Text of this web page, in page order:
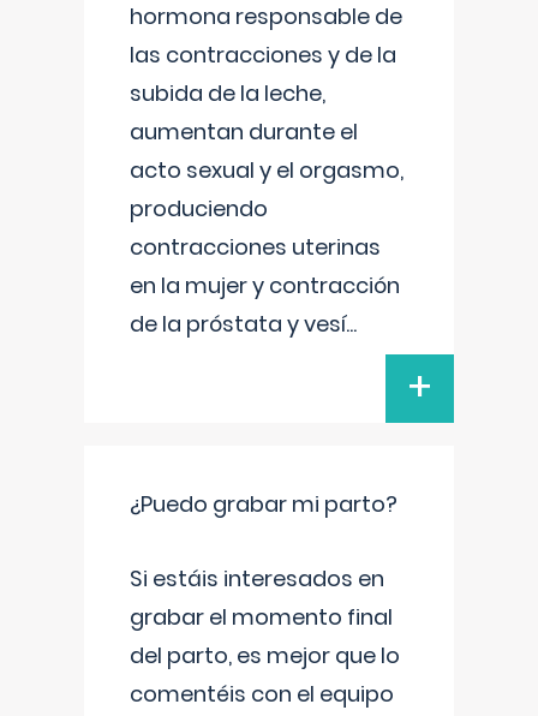
hormona responsable de
las contracciones y de la
subida de la leche,
aumentan durante el
acto sexual y el orgasmo,
produciendo
contracciones uterinas
en la mujer y contracción
de la próstata y vesí...
+
¿Puedo grabar mi parto?
Si estáis interesados en
grabar el momento final
del parto, es mejor que lo
comentéis con el equipo